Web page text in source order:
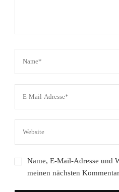
Name, E-Mail-Adresse und
meinen nächsten